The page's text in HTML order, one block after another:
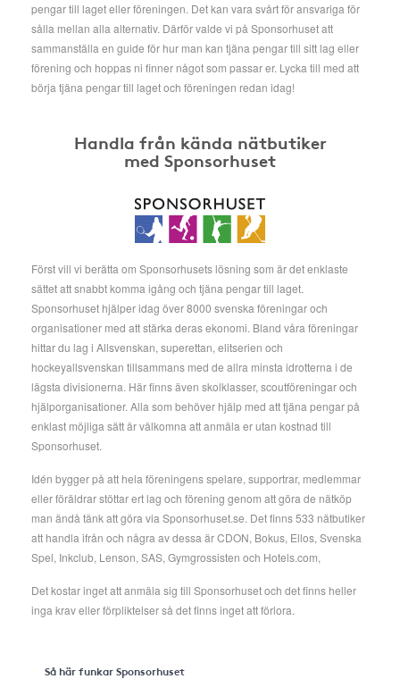
pengar till laget eller föreningen. Det kan vara svårt för ansvariga för
sålla mellan alla alternativ. Därför valde vi på Sponsorhuset att
sammanställa en guide för hur man kan tjäna pengar till sitt lag eller
förening och hoppas ni finner något som passar er. Lycka till med att
börja tjäna pengar till laget och föreningen redan idag!
Handla från kända nätbutiker
med Sponsorhuset
Först vill vi berätta om Sponsorhusets lösning som är det enklaste
sättet att snabbt komma igång och tjäna pengar till laget.
Sponsorhuset hjälper idag över 8000 svenska föreningar och
organisationer med att stärka deras ekonomi. Bland våra föreningar
hittar du lag i Allsvenskan, superettan, elitserien och
hockeyallsvenskan tillsammans med de allra minsta idrotterna i de
lägsta divisionerna. Här finns även skolklasser, scoutföreningar och
hjälporganisationer. Alla som behöver hjälp med att tjäna pengar på
enklast möjliga sätt är välkomna att anmäla er utan kostnad till
Sponsorhuset.
Idén bygger på att hela föreningens spelare, supportrar, medlemmar
eller föräldrar stöttar ert lag och förening genom att göra de nätköp
man ändå tänk att göra via Sponsorhuset.se. Det finns 533 nätbutiker
att handla ifrån och några av dessa är CDON, Bokus, Ellos, Svenska
Spel, Inkclub, Lenson, SAS, Gymgrossisten och Hotels.com,
Det kostar inget att anmäla sig till Sponsorhuset och det finns heller
inga krav eller förpliktelser så det finns inget att förlora.
Så här funkar Sponsorhuset